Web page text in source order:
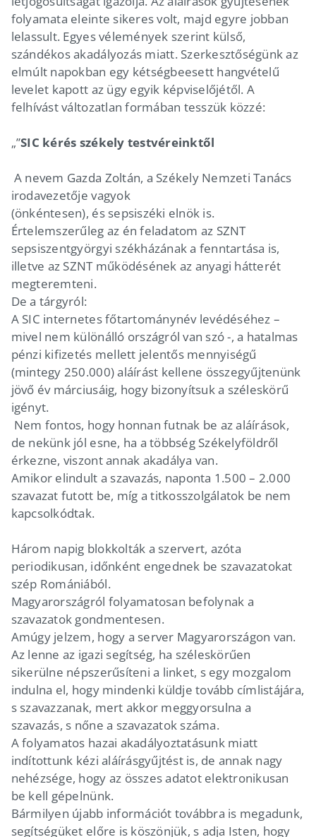
folyamata eleinte sikeres volt, majd egyre jobban
lelassult. Egyes vélemények szerint külső,
szándékos akadályozás miatt. Szerkesztőségünk az
elmúlt napokban egy kétségbeesett hangvételű
levelet kapott az ügy egyik képviselőjétől. A
felhívást változatlan formában tesszük közzé:
„”SIC kérés székely testvéreinktől
A nevem Gazda Zoltán, a Székely Nemzeti Tanács
irodavezetője vagyok
(önkéntesen), és sepsiszéki elnök is.
Értelemszerűleg az én feladatom az SZNT
sepsiszentgyörgyi székházának a fenntartása is,
illetve az SZNT működésének az anyagi hátterét
megteremteni.
De a tárgyról:
A SIC internetes főtartománynév levédéséhez –
mivel nem különálló országról van szó -, a hatalmas
pénzi kifizetés mellett jelentős mennyiségű
(mintegy 250.000) aláírást kellene összegyűjtenünk
jövő év márciusáig, hogy bizonyítsuk a széleskörű
igényt.
Nem fontos, hogy honnan futnak be az aláírások,
de nekünk jól esne, ha a többség Székelyföldről
érkezne, viszont annak akadálya van.
Amikor elindult a szavazás, naponta 1.500 – 2.000
szavazat futott be, míg a titkosszolgálatok be nem
kapcsolkódtak.
Három napig blokkolták a szervert, azóta
periodikusan, időnként engednek be szavazatokat
szép Romániából.
Magyarországról folyamatosan befolynak a
szavazatok gondmentesen.
Amúgy jelzem, hogy a server Magyarországon van.
Az lenne az igazi segítség, ha széleskörűen
sikerülne népszerűsíteni a linket, s egy mozgalom
indulna el, hogy mindenki küldje tovább címlistájára,
s szavazzanak, mert akkor meggyorsulna a
szavazás, s nőne a szavazatok száma.
A folyamatos hazai akadályoztatásunk miatt
indítottunk kézi aláírásgyűjtést is, de annak nagy
nehézsége, hogy az összes adatot elektronikusan
be kell gépelnünk.
Bármilyen újabb információt továbbra is megadunk,
segítségüket előre is köszönjük, s adja Isten, hogy